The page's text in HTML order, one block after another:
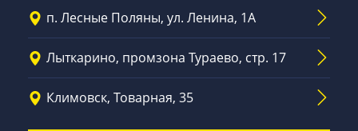
п. Лесные Поляны, ул. Ленина, 1А
Лыткарино, промзона Тураево, стр. 17
Климовск, Товарная, 35